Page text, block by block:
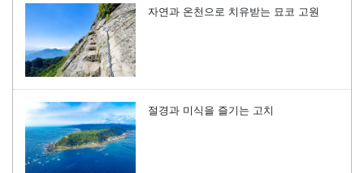
자연과 온천으로 치유받는 묘코 고원
절경과 미식을 즐기는 고치